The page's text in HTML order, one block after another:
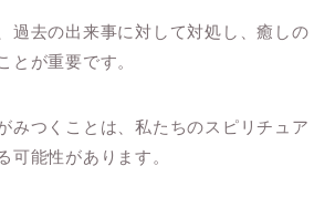
過去の出来事に対して対処し、癒しの
とが重要です。
みつくことは、私たちのスピリチュア
可能性があります。